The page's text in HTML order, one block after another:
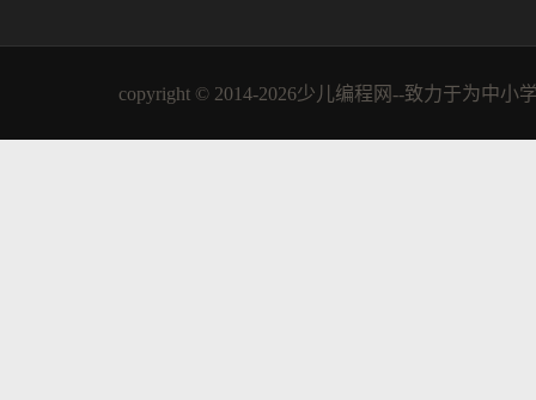
copyright © 2014-2026少儿编程网--致力于为中